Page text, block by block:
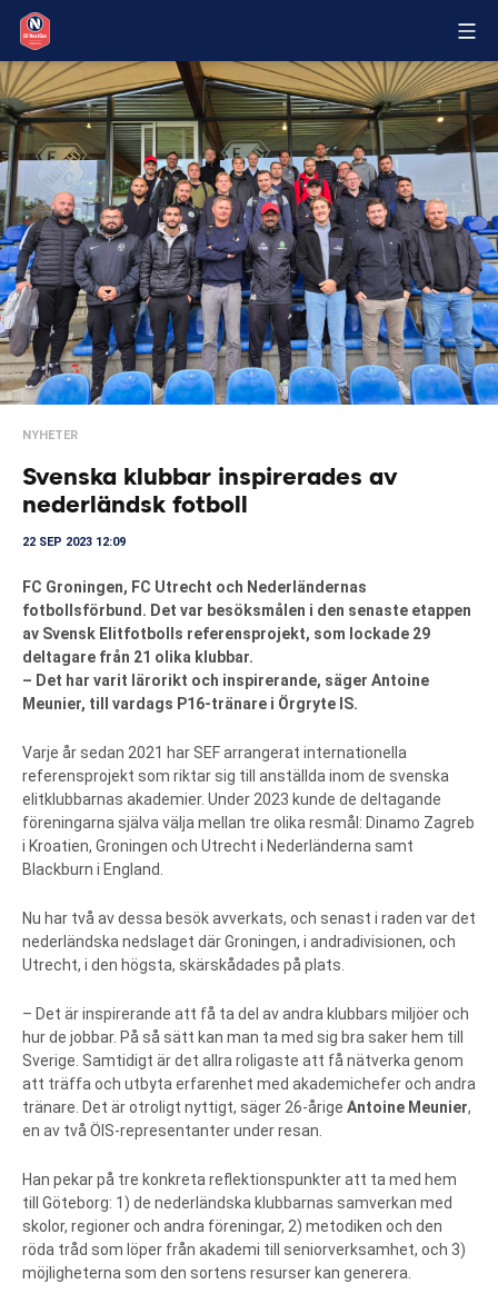
NYHETER
Svenska klubbar inspirerades av
nederländsk fotboll
22 SEP 2023 12:09
FC Groningen, FC Utrecht och Nederländernas
fotbollsförbund. Det var besöksmålen i den senaste etappen
av Svensk Elitfotbolls referensprojekt, som lockade 29
deltagare från 21 olika klubbar.
– Det har varit lärorikt och inspirerande, säger Antoine
Meunier, till vardags P16-tränare i Örgryte IS.
Varje år sedan 2021 har SEF arrangerat internationella
referensprojekt som riktar sig till anställda inom de svenska
elitklubbarnas akademier. Under 2023 kunde de deltagande
föreningarna själva välja mellan tre olika resmål: Dinamo Zagreb
i Kroatien, Groningen och Utrecht i Nederländerna samt
Blackburn i England.
Nu har två av dessa besök avverkats, och senast i raden var det
nederländska nedslaget där Groningen, i andradivisionen, och
Utrecht, i den högsta, skärskådades på plats.
– Det är inspirerande att få ta del av andra klubbars miljöer och
hur de jobbar. På så sätt kan man ta med sig bra saker hem till
Sverige. Samtidigt är det allra roligaste att få nätverka genom
att träffa och utbyta erfarenhet med akademichefer och andra
tränare. Det är otroligt nyttigt, säger 26-årige Antoine Meunier,
en av två ÖIS-representanter under resan.
Han pekar på tre konkreta reflektionspunkter att ta med hem
till Göteborg: 1) de nederländska klubbarnas samverkan med
skolor, regioner och andra föreningar, 2) metodiken och den
röda tråd som löper från akademi till seniorverksamhet, och 3)
möjligheterna som den sortens resurser kan generera.